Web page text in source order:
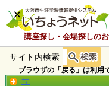
講座探し・会場探しのお
×
ホ
ー
ム
サイト内検索
サ
ブラウザの「戻る」は利用で